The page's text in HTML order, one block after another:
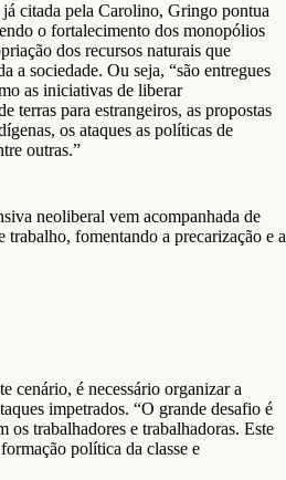
já citada pela Carolino, Gringo pontua
o fortalecimento dos monopólios
dos recursos naturais que
a sociedade. Ou seja, “são entregues
as iniciativas de liberar
terras para estrangeiros, as propostas
os ataques as políticas de
outras.”
neoliberal vem acompanhada de
trabalho, fomentando a precarização e a
cenário, é necessário organizar a
impetrados. “O grande desafio é
os trabalhadores e trabalhadoras. Este
política da classe e